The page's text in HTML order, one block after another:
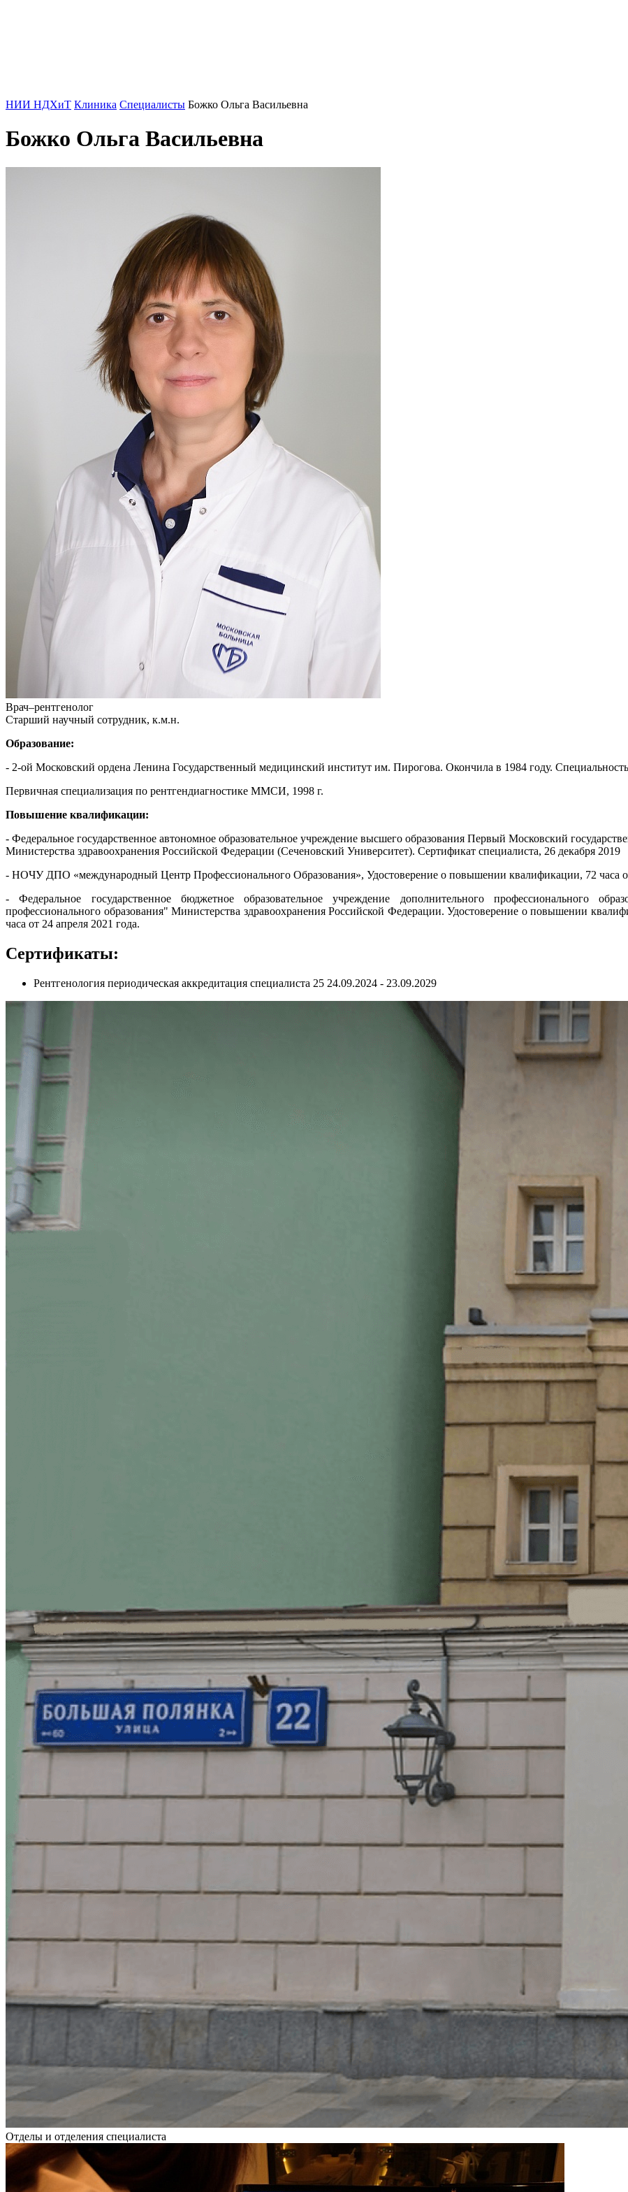
НИИ НДХиТ Клиника Специалисты Божко Ольга Васильевна
Божко Ольга Васильевна
Врач–рентгенолог
Старший научный сотрудник, к.м.н.
Образование:
- 2-ой Московский ордена Ленина Государственный медицинский институт им. Пирогова. Окончила в 1984 году.
Первичная специализация по рентгендиагностике ММСИ, 1998 г.
Повышение квалификации:
- Федеральное государственное автономное образовательное учреждение высшего образования Первый Московский
Министерства здравоохранения Российской Федерации (Сеченовский Университет). Сертификат специалиста, 26 декабря 2019
- НОЧУ ДПО «международный Центр Профессионального Образования», Удостоверение о повышении квалификации, 72 часа
- Федеральное государственное бюджетное образовательное учреждение дополнительного профессионального
профессионального образования" Министерства здравоохранения Российской Федерации. Удостоверение о повышении
часа от 24 апреля 2021 года.
Сертификаты:
Рентгенология периодическая аккредитация специалиста 25 24.09.2024 - 23.09.2029
Отделы и отделения специалиста